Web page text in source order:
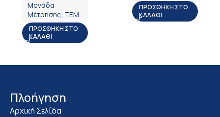
Μονάδα
Μέτρησης: ΤΕΜ
ΠΡΟΣΘΉΚΗ ΣΤΟ
ΚΑΛΆΘΙ
ΠΡΟΣΘΉΚΗ ΣΤΟ
ΚΑΛΆΘΙ
Πλοήγηση
Αρχική Σελίδα